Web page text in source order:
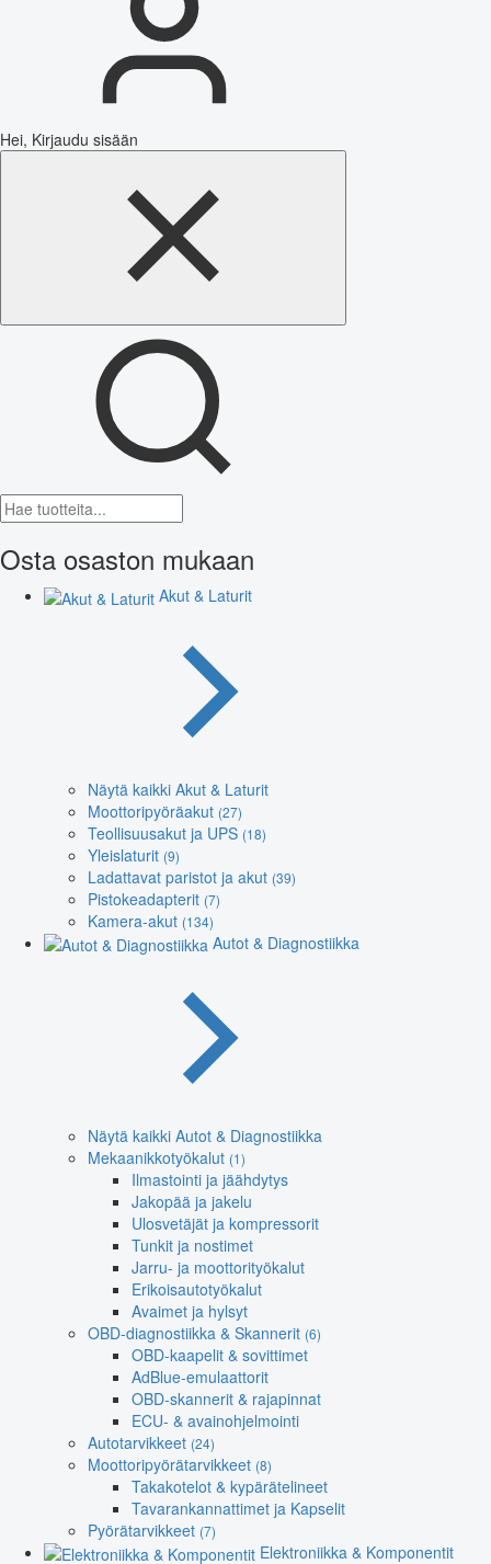
Hei, Kirjaudu sisään
Osta osaston mukaan
Akut & Laturit
Näytä kaikki Akut & Laturit
Moottoripyöräakut (27)
Teollisuusakut ja UPS (18)
Yleislaturit (9)
Ladattavat paristot ja akut (39)
Pistokeadapterit (7)
Kamera-akut (134)
Autot & Diagnostiikka
Näytä kaikki Autot & Diagnostiikka
Mekaanikkotyökalut (1)
Ilmastointi ja jäähdytys
Jakopää ja jakelu
Ulosvetäjät ja kompressorit
Tunkit ja nostimet
Jarru- ja moottorityökalut
Erikoisautotyökalut
Avaimet ja hylsyt
OBD-diagnostiikka & Skannerit (6)
OBD-kaapelit & sovittimet
AdBlue-emulaattorit
OBD-skannerit & rajapinnat
ECU- & avainohjelmointi
Autotarvikkeet (24)
Moottoripyörätarvikkeet (8)
Takakotelot & kypärätelineet
Tavarankannattimet ja Kapselit
Pyörätarvikkeet (7)
Elektroniikka & Komponentit